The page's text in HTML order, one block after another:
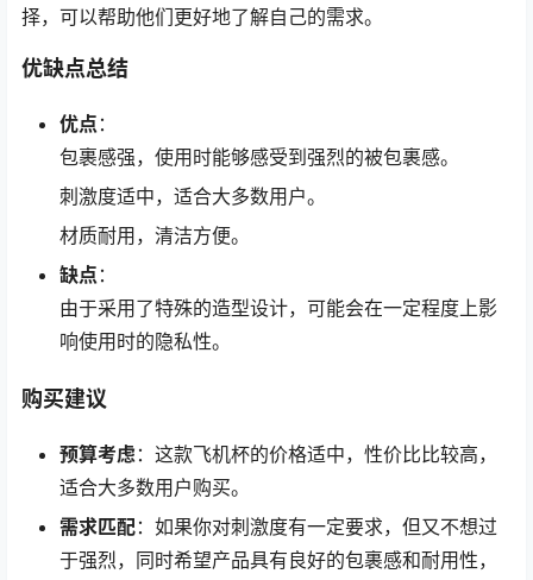
择，可以帮助他们更好地了解自己的需求。
优缺点总结
优点 ：
包裹感强，使用时能够感受到强烈的被包裹感。
刺激度适中，适合大多数用户。
材质耐用，清洁方便。
缺点 ：
由于采用了特殊的造型设计，可能会在一定程度上影
响使用时的隐私性。
购买建议
预算考虑：这款飞机杯的价格适中，性价比比较高，
适合大多数用户购买。
需求匹配：如果你对刺激度有一定要求，但又不想过
于强烈，同时希望产品具有良好的包裹感和耐用性，